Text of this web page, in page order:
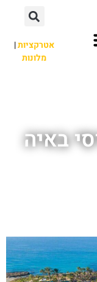
אטרקציות|
מלונות
באיה